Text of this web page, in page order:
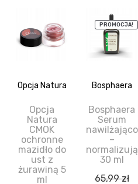
Opcja Natura
Opcja
Natura
CMOK
ochronne
mazidło do
ust z
żurawiną 5
ml
PROMOCJA!
Bosphaera
Bosphaera
Serum
nawilżająco
–
30 ml
65,99zł